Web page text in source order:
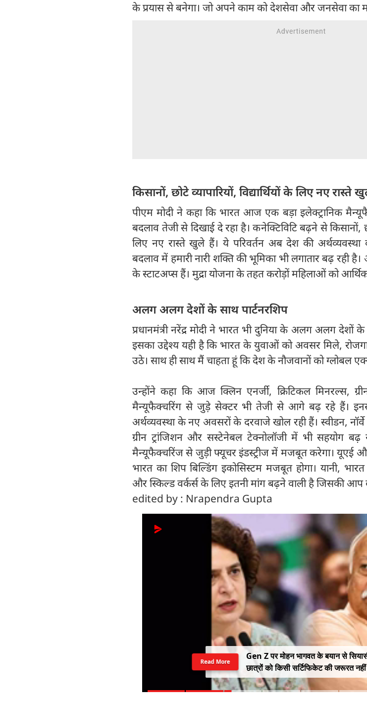
के प्रयास से बनेगा। जो अपने काम को देशसेवा और जनसेवा का
किसानों, छोटे व्यापारियों, विद्यार्थियों के लिए नए रास्ते
पीएम मोदी ने कहा कि भारत आज एक बड़ा इलेक्ट्रानिक
बदलाव तेजी से दिखाई दे रहा है। कनेक्टिविटि बढ़ने से किसानों,
लिए नए रास्ते खुले हैं। ये परिवर्तन अब देश की अर्थव्यवस्था
बदलाव में हमारी नारी शक्ति की भूमिका भी लगातार बढ़ रही
के स्टाटअप्स हैं। मुद्रा योजना के तहत करोड़ों महिलाओं को
अलग अलग देशों के साथ पार्टनरशिप
प्रधानमंत्री नरेंद्र मोदी ने भारत भी दुनिया के अलग अलग देशों के
इसका उद्देश्य यही है कि भारत के युवाओं को अवसर मिले,
उठे। साथ ही साथ मैं चाहता हूं कि देश के नौजवानों को ग्लोबल
उन्होंने कहा कि आज क्लिन एनर्जी, क्रिटिकल मिनरल्स,
मैन्यूफैक्चरिंग से जुड़े सेक्टर भी तेजी से आगे बढ़ रहे हैं। इनसे
अर्थव्यवस्था के नए अवसरों के दरवाजे खोल रही हैं। स्वीडन,
ग्रीन ट्रांजिशन और सस्टेनेबल टेक्नोलॉजी में भी सहयोग
मैन्यूफैक्चरिंज से जुड़ी फ्यूचर इंडस्ट्रीज में मजबूत करेगा। यूएई और
भारत का शिप बिल्डिंग इकोसिस्टम मजबूत होगा। यानी,
और स्किल्ड वर्कर्स के लिए इतनी मांग बढ़ने वाली है जिसकी
edited by : Nrapendra Gupta
Gen Z पर मोहन भागवत के बयान से
छात्रों को किसी सर्टिफिकेट की जरूरत नहीं
Read More